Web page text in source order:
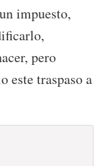
impuesto,
pero
este traspaso a